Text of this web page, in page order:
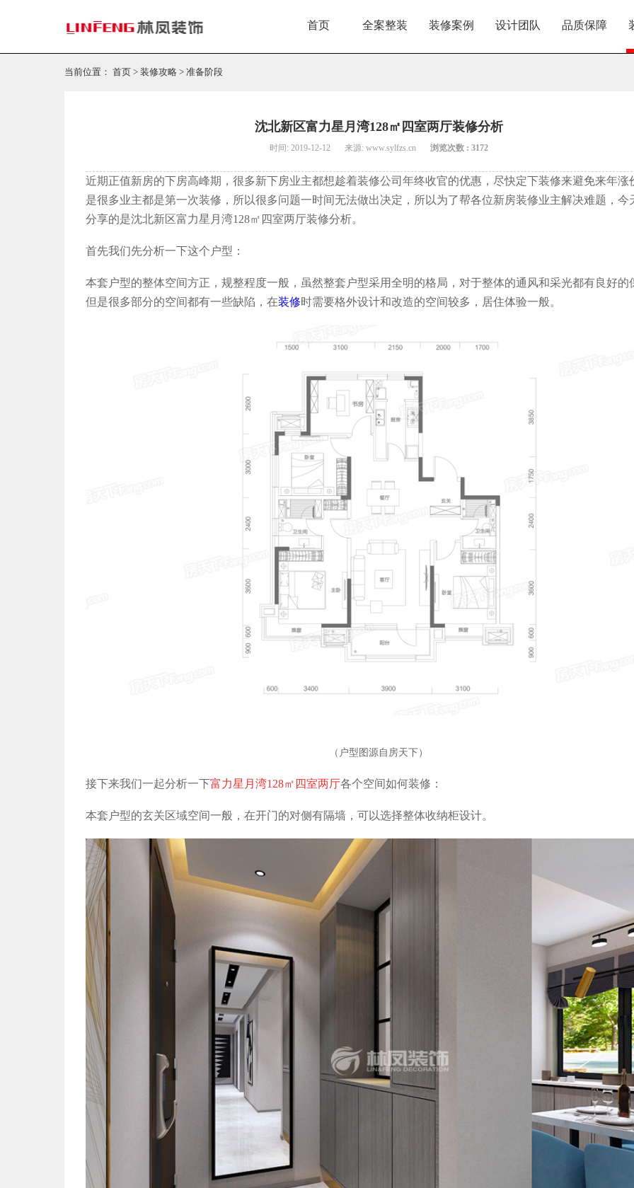
首页 全案整装 装修案例 设计团队 品质保障
当前位置： 首页 > 装修攻略 > 准备阶段
沈北新区富力星月湾128㎡四室两厅装修分析
时间: 2019-12-12 来源: www.sylfzs.cn 浏览次数 : 3172
近期正值新房的下房高峰期，很多新下房业主都想趁着装修公司年终收官的优惠，尽快定下装修来避免来年涨
是很多业主都是第一次装修，所以很多问题一时间无法做出决定，所以为了帮各位新房装修业主解决难题，今
分享的是沈北新区富力星月湾128㎡四室两厅装修分析。
首先我们先分析一下这个户型：
本套户型的整体空间方正，规整程度一般，虽然整套户型采用全明的格局，对于整体的通风和采光都有良好的
但是很多部分的空间都有一些缺陷，在装修时需要格外设计和改造的空间较多，居住体验一般。
（户型图源自房天下）
接下来我们一起分析一下富力星月湾128㎡四室两厅各个空间如何装修：
本套户型的玄关区域空间一般，在开门的对侧有隔墙，可以选择整体收纳柜设计。